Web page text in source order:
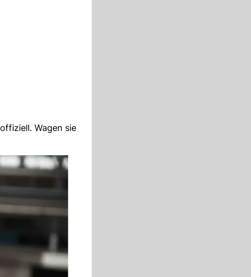
offiziell. Wagen sie